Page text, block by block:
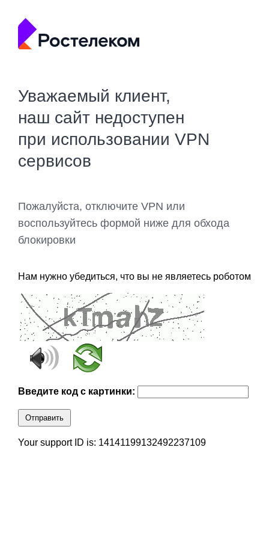
Уважаемый клиент,
наш сайт недоступен
при использовании VPN
сервисов
Пожалуйста, отключите VPN или
воспользуйтесь формой ниже для обхода
блокировки
Нам нужно убедиться, что вы не являетесь роботом
Введите код с картинки:
Отправить
Your support ID is: 14141199132492237109